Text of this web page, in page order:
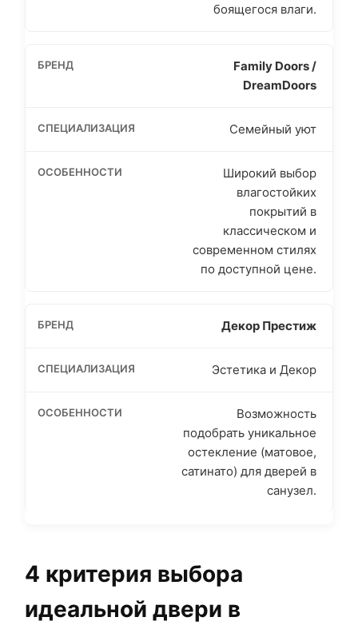
боящегося влаги.
Family Doors /
DreamDoors
Семейный уют
Широкий выбор
влагостойких
покрытий в
классическом и
современном стилях
по доступной цене.
Декор Престиж
Эстетика и Декор
Возможность
подобрать уникальное
остекление (матовое,
сатинато) для дверей в
санузел.
4 критерия выбора
идеальной двери в